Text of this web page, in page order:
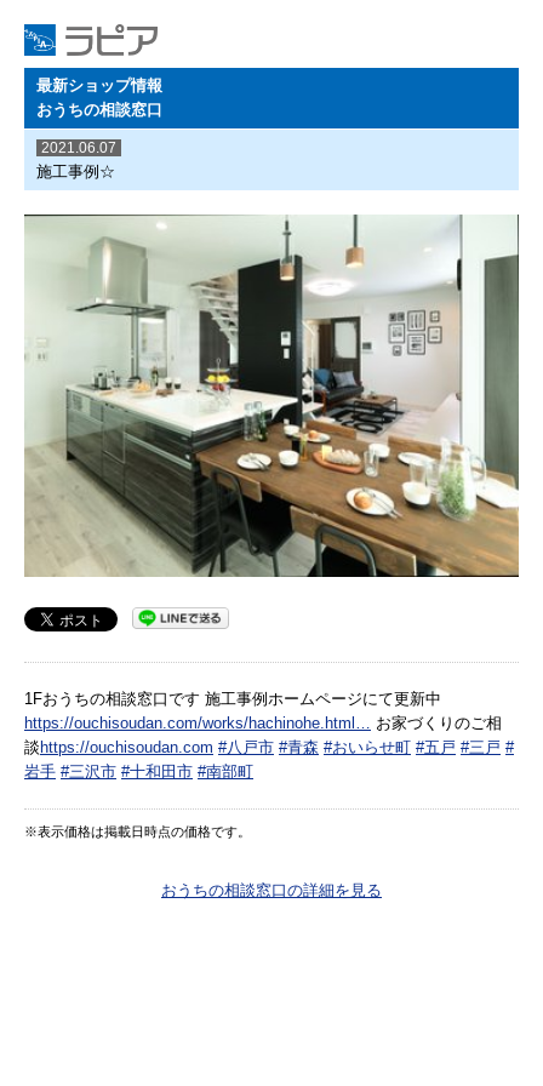
最新ショップ情報
おうちの相談窓口
2021.06.07
施工事例☆
1Fおうちの相談窓口です 施工事例ホームページにて更新中
https://ouchisoudan.com/works/hachinohe.html… お家づくりのご相
談 https://ouchisoudan.com #八戸市 #青森 #おいらせ町 #五戸 #三戸 #
岩手 #三沢市 #十和田市 #南部町
※表示価格は掲載日時点の価格です。
おうちの相談窓口の詳細を見る